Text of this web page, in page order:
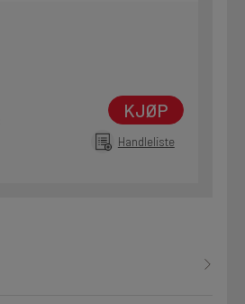
KJØP
Handleliste